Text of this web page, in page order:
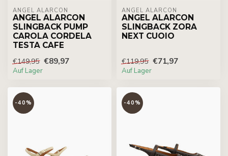
ÁNGEL ALARCÓN
ANGEL ALARCON
SLINGBACK PUMP
CAROLA CORDELA
TESTA CAFE
€149,95 €89,97
Auf Lager
ÁNGEL ALARCÓN
ANGEL ALARCON
SLINGBACK ZORA
NEXT CUOIO
€119,95 €71,97
Auf Lager
-40% -40%